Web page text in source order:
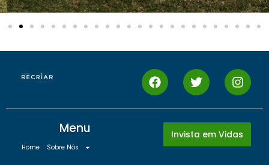
Menu
Home Sobre Nós
Invista em Vidas